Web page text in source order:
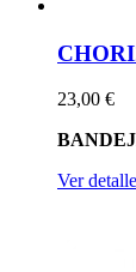
23,00 €
Ver